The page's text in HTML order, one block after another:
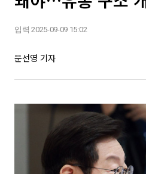
입력 2025-09-09 15:02
문선영 기자